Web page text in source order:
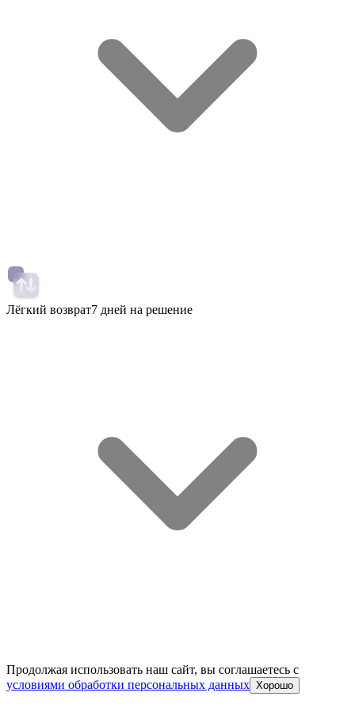
Лёгкий возврат7 дней на решение
Продолжая использовать наш сайт, вы соглашаетесь c
условиями обработки персональных данных Хорошо